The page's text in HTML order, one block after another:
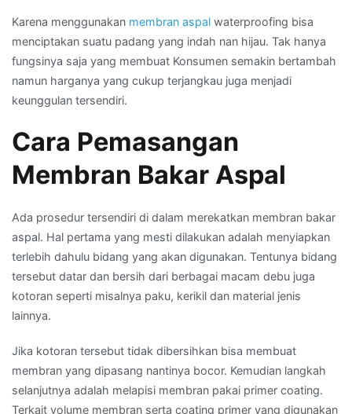
Karena menggunakan membran aspal waterproofing bisa
menciptakan suatu padang yang indah nan hijau. Tak hanya
fungsinya saja yang membuat Konsumen semakin bertambah
namun harganya yang cukup terjangkau juga menjadi
keunggulan tersendiri.
Cara Pemasangan
Membran Bakar Aspal
Ada prosedur tersendiri di dalam merekatkan membran bakar
aspal. Hal pertama yang mesti dilakukan adalah menyiapkan
terlebih dahulu bidang yang akan digunakan. Tentunya bidang
tersebut datar dan bersih dari berbagai macam debu juga
kotoran seperti misalnya paku, kerikil dan material jenis
lainnya.
Jika kotoran tersebut tidak dibersihkan bisa membuat
membran yang dipasang nantinya bocor. Kemudian langkah
selanjutnya adalah melapisi membran pakai primer coating.
Terkait volume membran serta coating primer yang digunakan